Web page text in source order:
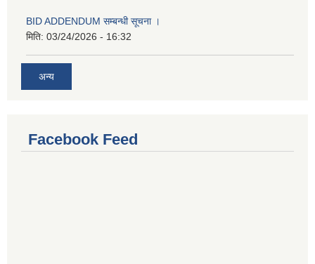
BID ADDENDUM सम्बन्धी सूचना ।
मिति: 03/24/2026 - 16:32
अन्य
Facebook Feed